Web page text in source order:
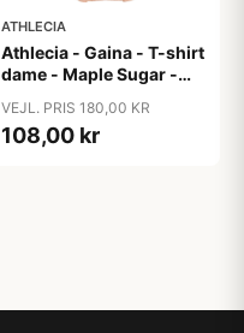
ATHLECIA
Athlecia - Gaina - T-shirt
dame - Maple Sugar -
VEJL. PRIS 180,00 KR
108,00 kr